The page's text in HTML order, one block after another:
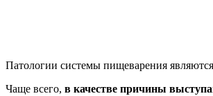
Патологии системы пищеварения
Чаще всего, в качестве причины